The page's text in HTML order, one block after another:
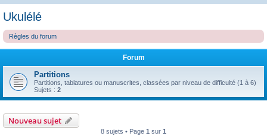
Ukulélé
Règles du forum
Forum
Partitions
Partitions, tablatures ou manuscrites, classées par niveau de difficulté (1 à 6)
Sujets : 2
Nouveau sujet
8 sujets • Page 1 sur 1